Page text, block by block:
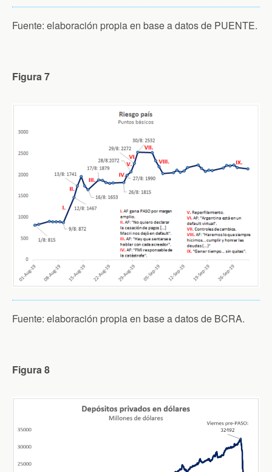
Fuente: elaboración propia en base a datos de PUENTE.
Figura 7
Fuente: elaboración propia en base a datos de BCRA.
Figura 8